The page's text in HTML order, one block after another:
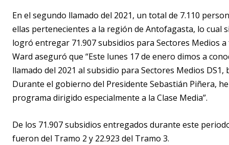
En el segundo llamado del 2021, un total de 7.110
ellas pertenecientes a la región de Antofagasta, lo cual
logró entregar 71.907 subsidios para Sectores Medios
Ward aseguró que “Este lunes 17 de enero dimos a
llamado del 2021 al subsidio para Sectores Medios
Durante el gobierno del Presidente Sebastián Piñera,
programa dirigido especialmente a la Clase Media”.
De los 71.907 subsidios entregados durante este
fueron del Tramo 2 y 22.923 del Tramo 3.